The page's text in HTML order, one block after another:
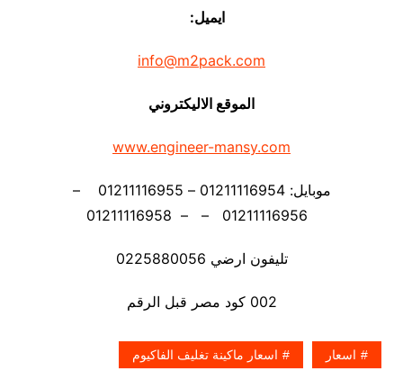
ايميل:
info@m2pack.com
الموقع الاليكتروني
www.engineer-mansy.com
موبايل: 01211116954 – 01211116955 –
تليفون ارضي 0225880056
002 كود مصر قبل الرقم
اسعار اسعار ماكينة تغليف الفاكيوم